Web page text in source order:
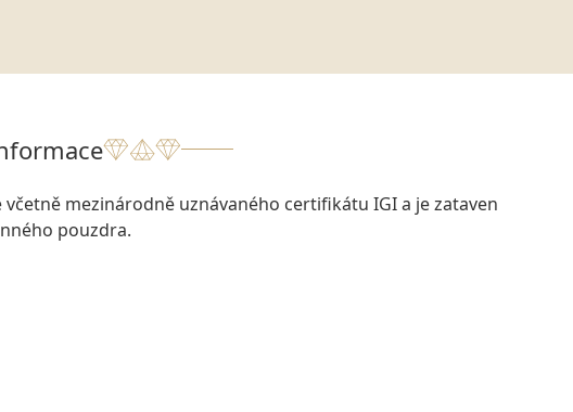
včetně mezinárodně uznávaného certifikátu IGI a je zataven
pouzdra.